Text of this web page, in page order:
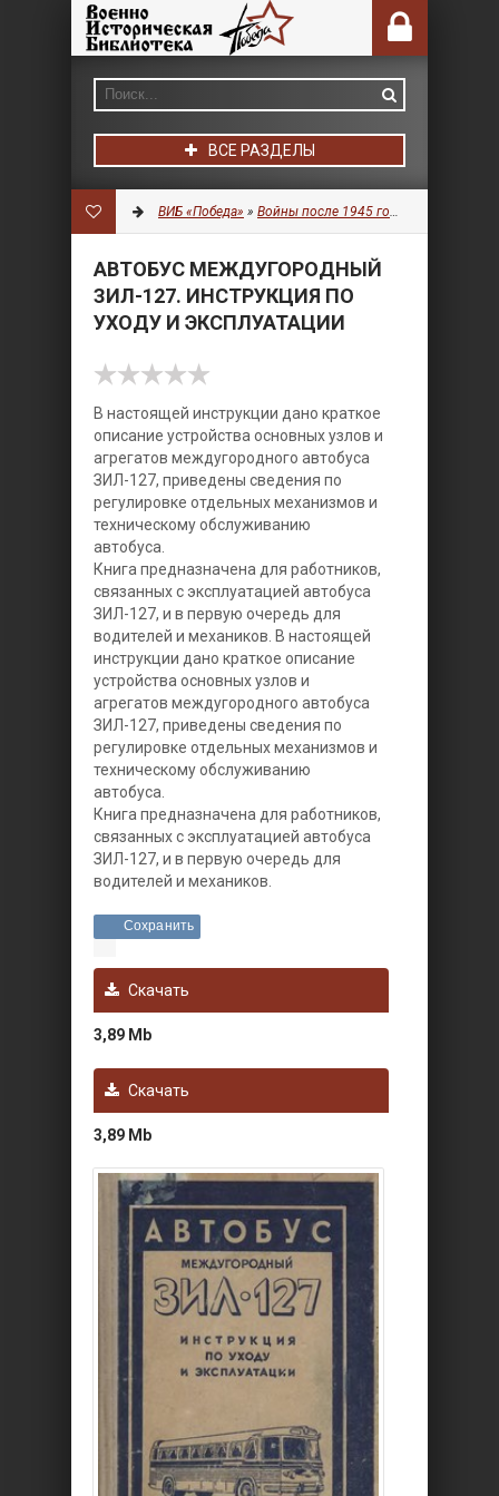
ВСЕ РАЗДЕЛЫ
ВИБ «Победа» » Войны после 1945 года
АВТОБУС МЕЖДУГОРОДНЫЙ
ЗИЛ-127. ИНСТРУКЦИЯ ПО
УХОДУ И ЭКСПЛУАТАЦИИ
В настоящей инструкции дано краткое
описание устройства основных узлов и
агрегатов междугородного автобуса
ЗИЛ-127, приведены сведения по
регулировке отдельных механизмов и
техническому обслуживанию
автобуса.
Книга предназначена для работников,
связанных с эксплуатацией автобуса
ЗИЛ-127, и в первую очередь для
водителей и механиков. В настоящей
инструкции дано краткое описание
устройства основных узлов и
агрегатов междугородного автобуса
ЗИЛ-127, приведены сведения по
регулировке отдельных механизмов и
техническому обслуживанию
автобуса.
Книга предназначена для работников,
связанных с эксплуатацией автобуса
ЗИЛ-127, и в первую очередь для
водителей и механиков.
Сохранить
Скачать
3,89 Mb
Скачать
3,89 Mb